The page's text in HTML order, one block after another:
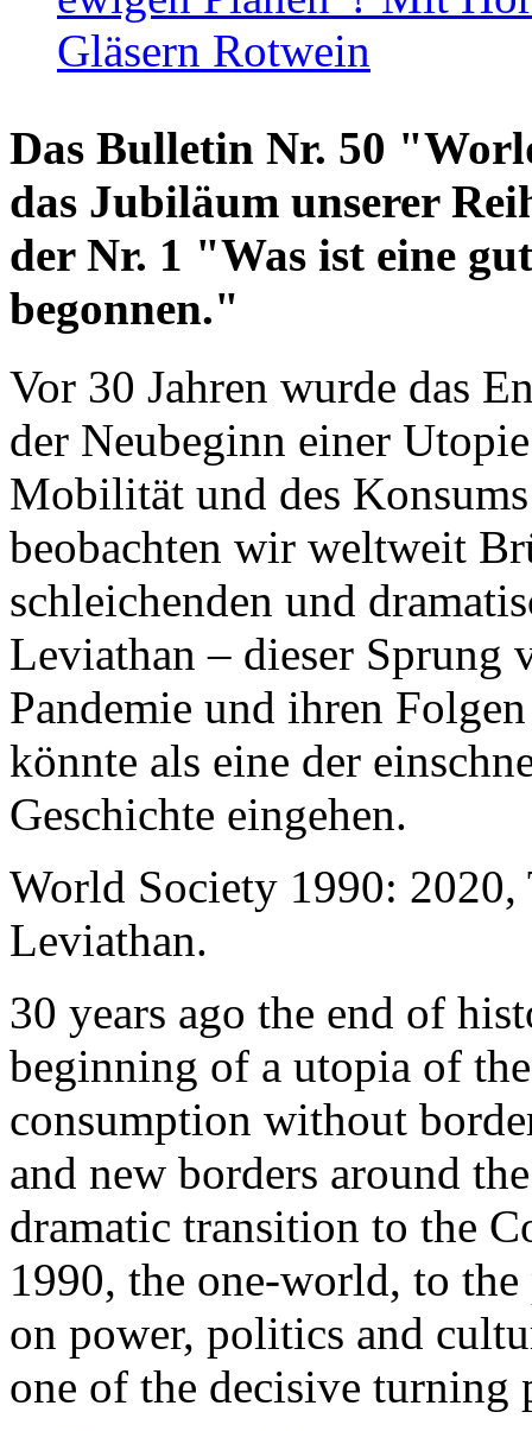
Gläsern Rotwein
Das Bulletin Nr. 50
das Jubiläum unserer
der Nr. 1 "Was ist eine
begonnen."
Vor 30 Jahren wurde das
der Neubeginn einer
Mobilität und des
beobachten wir weltweit
schleichenden und
Leviathan – dieser Sprung
Pandemie und ihren
könnte als eine der
Geschichte eingehen.
World Society 1990: 2020,
Leviathan.
30 years ago the end of
beginning of a utopia of
consumption without
and new borders around
dramatic transition to the
1990, the one-world, to the
on power, politics and
one of the decisive turning